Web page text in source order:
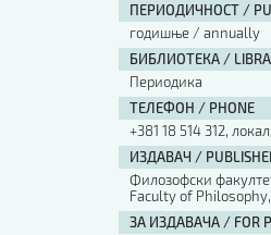
АУТОР / AUTHOR
ПЕРИОДИЧНОСТ /
годишње / annually
БИБЛИОТЕКА /
Периодика
ТЕЛЕФОН / PHONE
+381 18 514 312,
ИЗДАВАЧ /
Филозофски
Faculty of
ЗА ИЗДАВАЧА / FOR